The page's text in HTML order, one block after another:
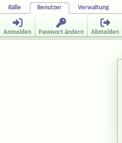
Bälle Benutzer Verwaltung
Anmelden Passwort ändern Abmelden